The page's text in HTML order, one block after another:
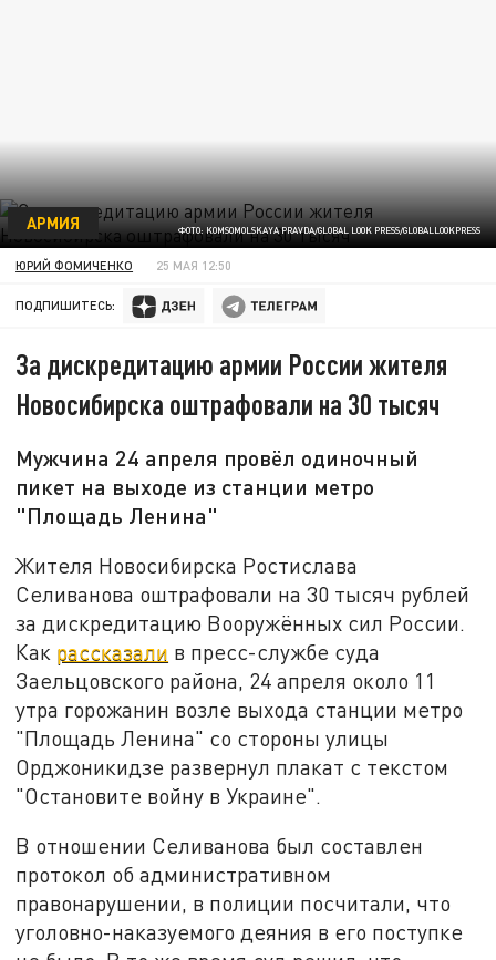
ФОТО: KOMSOMOLSKAYA PRAVDA/GLOBAL LOOK PRESS/GLOBALLOOKPRESS
АРМИЯ
ЮРИЙ ФОМИЧЕНКО 25 МАЯ 12:50
ПОДПИШИТЕСЬ:
За дискредитацию армии России жителя
Новосибирска оштрафовали на 30 тысяч
Мужчина 24 апреля провёл одиночный
пикет на выходе из станции метро
"Площадь Ленина"
Жителя Новосибирска Ростислава
Селиванова оштрафовали на 30 тысяч рублей
за дискредитацию Вооружённых сил России.
Как рассказали в пресс-службе суда
Заельцовского района, 24 апреля около 11
утра горожанин возле выхода станции метро
"Площадь Ленина" со стороны улицы
Орджоникидзе развернул плакат с текстом
"Остановите войну в Украине".
В отношении Селиванова был составлен
протокол об административном
правонарушении, в полиции посчитали, что
уголовно-наказуемого деяния в его поступке